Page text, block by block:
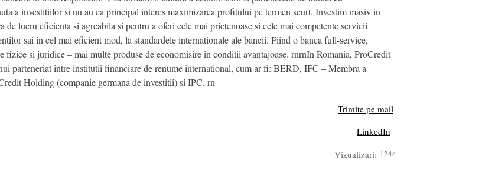
a investitiilor si nu au ca principal interes maximizarea profitului pe termen scurt. Investim masiv in
de lucru eficienta si agreabila si pentru a oferi cele mai prietenoase si cele mai competente servicii
sai in cel mai eficient mod, la standardele internationale ale bancii. Fiind o banca full-service,
fizice si juridice – mai multe produse de economisire in conditii avantajoase. rnrnIn Romania, ProCredit
parteneriat intre institutii financiare de renume international, cum ar fi: BERD, IFC – Membra a
Holding (companie germana de investitii) si IPC. rn
Trimite pe mail
LinkedIn
Vizualizari: 1244